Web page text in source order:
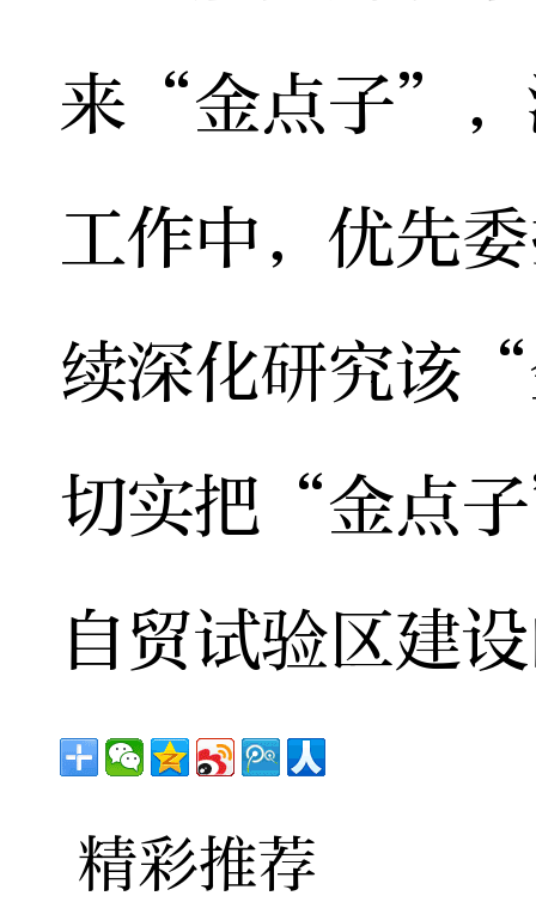
来“金点子”，
工作中，优先
续深化研究该
切实把“金点
自贸试验区建
精彩推荐